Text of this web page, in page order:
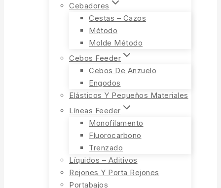
Cebadores
Cestas – Cazos
Método
Molde Método
Cebos Feeder
Cebos De Anzuelo
Engodos
Elásticos Y Pequeños Materiales
Líneas Feeder
Monofilamento
Fluorocarbono
Trenzado
Líquidos – Aditivos
Rejones Y Porta Rejones
Portabajos